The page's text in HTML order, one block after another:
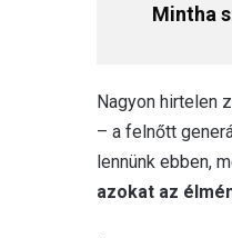
Mintha
Nagyon hirtelen
– a felnőtt
lennünk ebben,
azokat az